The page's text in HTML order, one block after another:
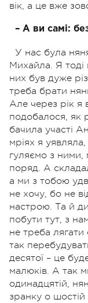
вік, а це вже
– А ви самі:
У нас була
Михайла. Я тоді
них був дуже
треба брати
Але через рік я
подобалося, як
бачила участі
мріях я
гуляємо з ними,
поряд. А
а ми з тобою
не хочу, бо не
настрою. Та й
побути тут, з
не треба лягати
так
десятої – це
малюків. А так
одинадцятій,
зранку о шостій